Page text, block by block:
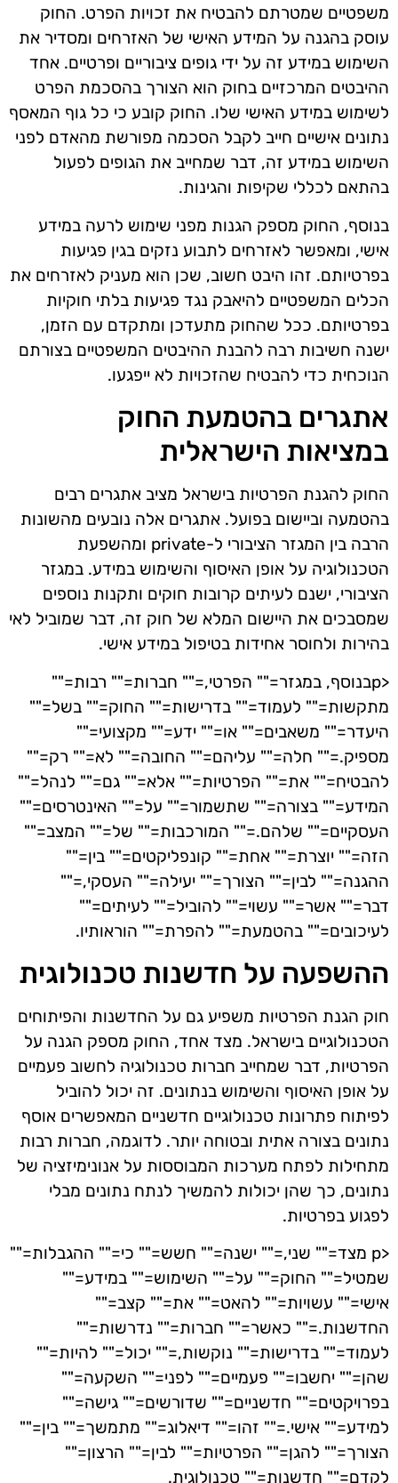
משפטיים שמטרתם להבטיח את זכויות הפרט. החוק
עוסק בהגנה על המידע האישי של האזרחים ומסדיר את
השימוש במידע זה על ידי גופים ציבוריים ופרטיים. אחד
ההיבטים המרכזיים בחוק הוא הצורך בהסכמת הפרט
לשימוש במידע האישי שלו. החוק קובע כי כל גוף המאסף
נתונים אישיים חייב לקבל הסכמה מפורשת מהאדם לפני
השימוש במידע זה, דבר שמחייב את הגופים לפעול
בהתאם לכללי שקיפות והגינות.
בנוסף, החוק מספק הגנות מפני שימוש לרעה במידע
אישי, ומאפשר לאזרחים לתבוע נזקים בגין פגיעות
בפרטיותם. זהו היבט חשוב, שכן הוא מעניק לאזרחים את
הכלים המשפטיים להיאבק נגד פגיעות בלתי חוקיות
בפרטיותם. ככל שהחוק מתעדכן ומתקדם עם הזמן,
ישנה חשיבות רבה להבנת ההיבטים המשפטיים בצורתם
הנוכחית כדי להבטיח שהזכויות לא ייפגעו.
אתגרים בהטמעת החוק
במציאות הישראלית
החוק להגנת הפרטיות בישראל מציב אתגרים רבים
בהטמעה וביישום בפועל. אתגרים אלה נובעים מהשונות
הרבה בין המגזר הציבורי ל-private ומהשפעת
הטכנולוגיה על אופן האיסוף והשימוש במידע. במגזר
הציבורי, ישנם לעיתים קרובות חוקים ותקנות נוספים
שמסבכים את היישום המלא של חוק זה, דבר שמוביל לאי
בהירות ולחוסר אחידות בטיפול במידע אישי.
<pבנוסף, במגזר="" הפרטי,="" חברות="" רבות=""
מתקשות="" לעמוד="" בדרישות="" החוק="" בשל=""
היעדר="" משאבים="" או="" ידע="" מקצועי=""
מספיק.="" חלה="" עליהם="" החובה="" לא="" רק=""
להבטיח="" את="" הפרטיות="" אלא="" גם="" לנהל=""
המידע="" בצורה="" שתשמור="" על="" האינטרסים=""
העסקיים="" שלהם.="" המורכבות="" של="" המצב=""
הזה="" יוצרת="" אחת="" קונפליקטים="" בין=""
ההגנה="" לבין="" הצורך="" יעילה="" העסקי,=""
דבר="" אשר="" עשוי="" להוביל="" לעיתים=""
לעיכובים="" בהטמעת="" להפרת="" הוראותיו.
ההשפעה על חדשנות טכנולוגית
חוק הגנת הפרטיות משפיע גם על החדשנות והפיתוחים
הטכנולוגיים בישראל. מצד אחד, החוק מספק הגנה על
הפרטיות, דבר שמחייב חברות טכנולוגיה לחשוב פעמיים
על אופן האיסוף והשימוש בנתונים. זה יכול להוביל
לפיתוח פתרונות טכנולוגיים חדשניים המאפשרים אוסף
נתונים בצורה אתית ובטוחה יותר. לדוגמה, חברות רבות
מתחילות לפתח מערכות המבוססות על אנונימיזציה של
נתונים, כך שהן יכולות להמשיך לנתח נתונים מבלי
לפגוע בפרטיות.
<p מצד="" שני,="" ישנה="" חשש="" כי="" ההגבלות=""
שמטיל="" החוק="" על="" השימוש="" במידע=""
אישי="" עשויות="" להאט="" את="" קצב=""
החדשנות.="" כאשר="" חברות="" נדרשות=""
לעמוד="" בדרישות="" נוקשות,="" יכול="" להיות=""
שהן="" יחשבו="" פעמיים="" לפני="" השקעה=""
בפרויקטים="" חדשניים="" שדורשים="" גישה=""
למידע="" אישי.="" זהו="" דיאלוג="" מתמשך="" בין=""
הצורך="" להגן="" הפרטיות="" לבין="" הרצון=""
לקדם="" חדשנות="" טכנולוגית.